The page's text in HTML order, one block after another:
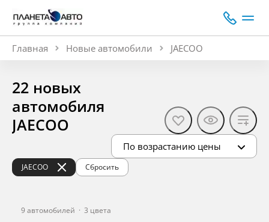
Главная Новые автомобили JAECOO
22 новых
автомобиля
JAECOO
JAECOO Сбросить
По возрастанию цены
9 автомобилей · 3 цвета